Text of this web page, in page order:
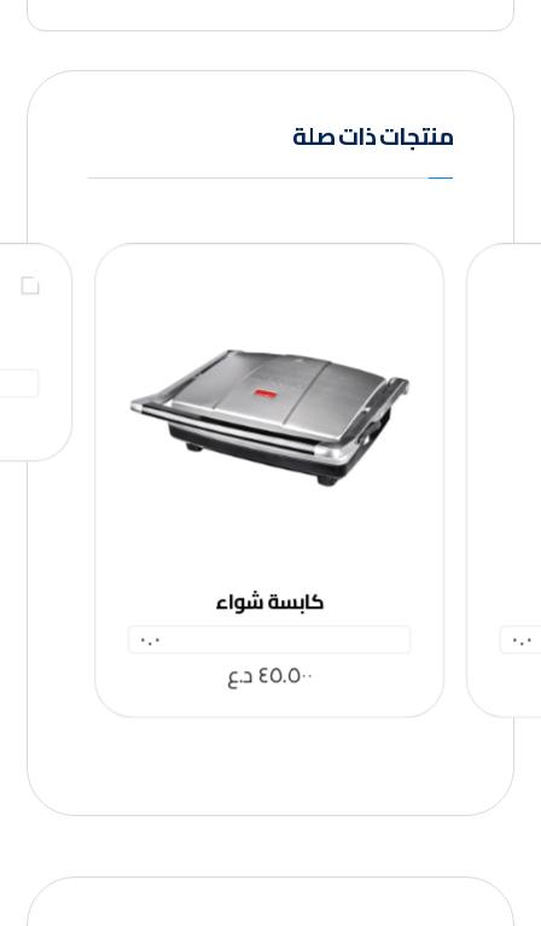
منتجات ذات صلة
٠.٠
كابسة شواء
٠.٠
٤٥.٥٠٠د.ع